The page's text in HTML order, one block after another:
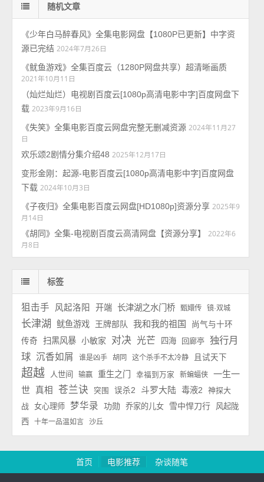
随机文章
《少年白马醉春风》全集电影网盘【1080P已更新】中字资
源已完结 2024年7月26日
《鱿鱼游戏》全集百度云（1280P网盘共享）超清晰画质
2021年10月11日
（灿烂灿烂）电视剧百度云[1080p高清电影中字]百度网盘下
载 2023年9月16日
《失笑》全集电影百度云网盘完整无删减资源 2024年11月27
日
欢乐颂2剧情分集介绍48 2025年12月17日
变形金刚：起源-电影百度云[1080p高清电影中字]百度网盘
下载 2024年10月3日
《子夜归》全集电影百度云网盘[HD1080p]资源分享 2025年9
月14日
《胡同》全集-电视剧百度云高清网盘【资源分享】
2022年6
月8日
标签
狙击手 风起洛阳 开端 长津湖之水门桥 甄嬛传 镜·双城
长津湖 鱿鱼游戏 王牌部队 我和我的祖国
尚气与十环
传奇
扫黑风暴 小敏家 对决 光芒 四海 回廊亭
独行月
球 沉香如屑 谁是凶手 胡同 这个杀手不太冷静 且试天下
超越 人世间 输赢 重生之门 幸福到万家 新蝙蝠侠
一生一
世 真相 苍兰诀 突围 误杀2 斗罗大陆 毒液2
神探大
战
女心理师 梦华录 功勋 乔家的儿女 雪中悍刀行
风起陇
西
十年一品温如言 沙丘
首页 电影推荐 杂谈随笔